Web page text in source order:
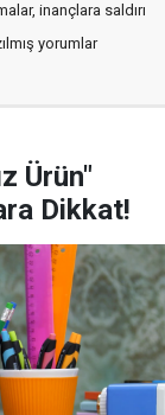
inançlara saldırı
yorumlar
Ürün"
Dikkat!